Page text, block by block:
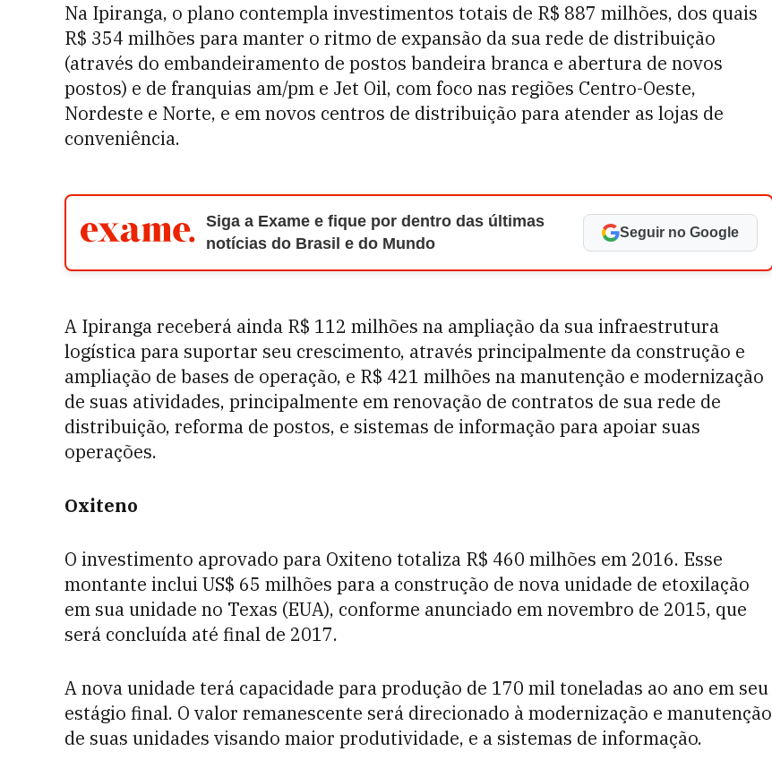
Na Ipiranga, o plano contempla investimentos totais de R$ 887 milhões, dos quais
R$ 354 milhões para manter o ritmo de expansão da sua rede de distribuição
(através do embandeiramento de postos bandeira branca e abertura de novos
postos) e de franquias am/pm e Jet Oil, com foco nas regiões Centro-Oeste,
Nordeste e Norte, e em novos centros de distribuição para atender as lojas de
conveniência.
Siga a Exame e fique por dentro das últimas
notícias do Brasil e do Mundo
Seguir no Google
A Ipiranga receberá ainda R$ 112 milhões na ampliação da sua infraestrutura
logística para suportar seu crescimento, através principalmente da construção e
ampliação de bases de operação, e R$ 421 milhões na manutenção e modernização
de suas atividades, principalmente em renovação de contratos de sua rede de
distribuição, reforma de postos, e sistemas de informação para apoiar suas
operações.
Oxiteno
O investimento aprovado para Oxiteno totaliza R$ 460 milhões em 2016. Esse
montante inclui US$ 65 milhões para a construção de nova unidade de etoxilação
em sua unidade no Texas (EUA), conforme anunciado em novembro de 2015, que
será concluída até final de 2017.
A nova unidade terá capacidade para produção de 170 mil toneladas ao ano em seu
estágio final. O valor remanescente será direcionado à modernização e manutenção
de suas unidades visando maior produtividade, e a sistemas de informação.